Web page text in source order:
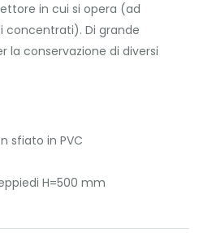
in cui si opera (ad
concentrati). Di grande
la conservazione di diversi
sfiato in PVC
H=500 mm